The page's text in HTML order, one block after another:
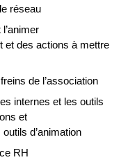
réseau
et des actions à mettre
de l’association
internes et les outils
et
d’animation
RH